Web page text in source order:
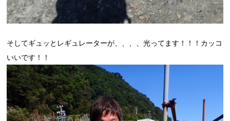
そしてギュッとレギュレーターが、、、、光ってます！！！カッコ
いいです！！